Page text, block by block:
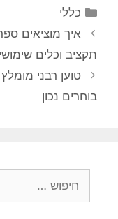
קטגוריות
כללי
איך מוציאים
תקציב וכלים
טוען רבני מומלץ
בוחרים נכון